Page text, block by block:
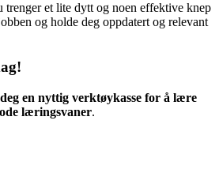
trenger et lite dytt og noen effektive knep
og holde deg oppdatert og relevant
en nyttig verktøykasse for å lære
læringsvaner.